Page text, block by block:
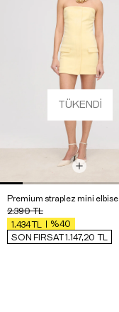
Premium straplez mini elbise
2.390TL
1.434TL
%40
SON FIRSAT 1.147,20
TÜKENDI